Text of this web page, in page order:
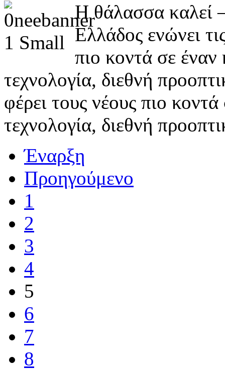
Η θάλασσα καλεί
Ελλάδος ενώνει
πιο κοντά σε
τεχνολογία, διεθνή
φέρει τους νέους πιο
τεχνολογία, διεθνή
Έναρξη
Προηγούμενο
1
2
3
4
5
6
7
8